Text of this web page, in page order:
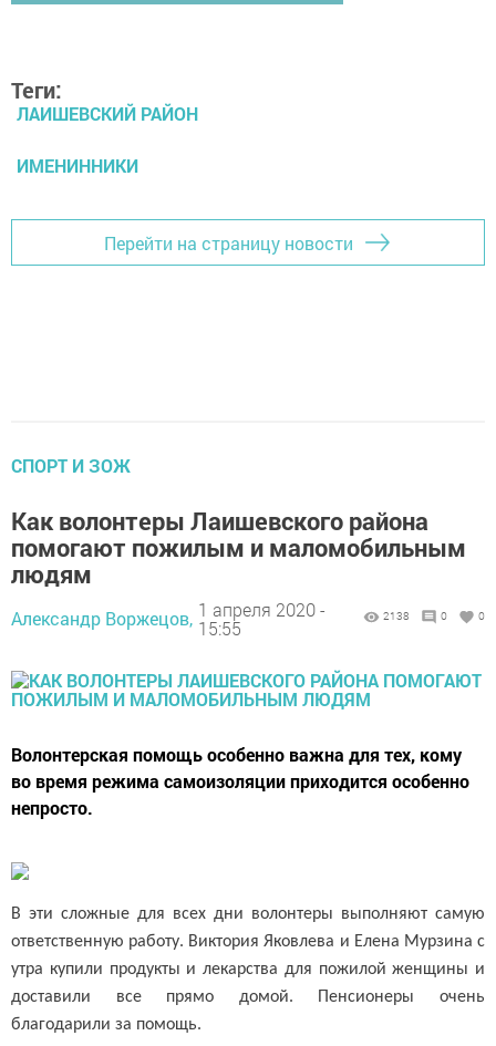
Теги:
ЛАИШЕВСКИЙ РАЙОН
ИМЕНИННИКИ
Перейти на страницу новости
СПОРТ И ЗОЖ
Как волонтеры Лаишевского района
помогают пожилым и маломобильным
людям
Александр Воржецов, 1 апреля 2020 -
15:55
2138 0 0
Волонтерская помощь особенно важна для тех, кому
во время режима самоизоляции приходится особенно
непросто.
В эти сложные для всех дни волонтеры выполняют самую
ответственную работу. Виктория Яковлева и Елена Мурзина с
утра купили продукты и лекарства для пожилой женщины и
доставили все прямо домой. Пенсионеры очень
благодарили за помощь.